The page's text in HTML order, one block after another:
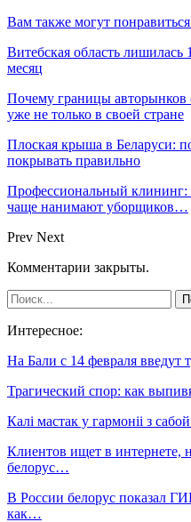
Вам также могут понравиться
Витебская область лишилась
месяц
Почему границы
уже не только в своей стране
Плоская крыша в Беларуси:
покрывать правильно
Профессиональный клининг:
чаще нанимают уборщиков…
Prev Next
Комментарии закрыты.
Интересное:
На Бали с 14 февраля введут
Трагический спор: как
Калі мастак у гармоніі з
Клиентов ищет в интернете,
белорус…
В России белорус показал
как…